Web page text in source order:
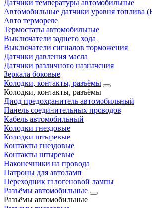
Датчики температуры автомобильные
Автомобильные датчики уровня топлива
Авто термореле
Термостаты автомобильные
Выключатели заднего хода
Выключатели сигналов торможения
Датчики давления масла
Датчики различного назначения
Зеркала боковые
Колодки, контакты, разъёмы
Колодки, контакты, разъёмы
Диод предохранитель автомобильный
Панель соединительных проводов
Кабель автомобильный
Колодки гнездовые
Колодки штыревые
Контакты гнездовые
Контакты штыревые
Наконечники на провода
Патроны для автоламп
Переходник галогеновой лампы
Разъёмы автомобильные
Разъёмы автомобильные